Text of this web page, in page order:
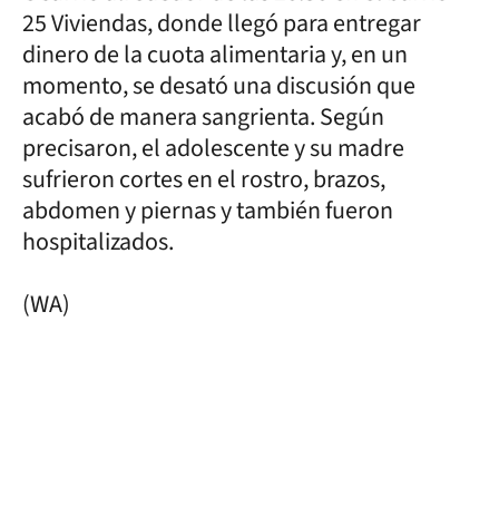
25 Viviendas, donde llegó para entregar
dinero de la cuota alimentaria y, en un
momento, se desató una discusión que
acabó de manera sangrienta. Según
precisaron, el adolescente y su madre
sufrieron cortes en el rostro, brazos,
abdomen y piernas y también fueron
hospitalizados.
(WA)